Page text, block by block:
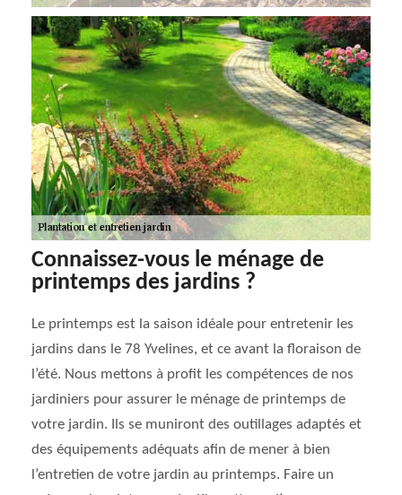
Connaissez-vous le ménage de
printemps des jardins ?
Le printemps est la saison idéale pour entretenir les
jardins dans le 78 Yvelines, et ce avant la floraison de
l’été. Nous mettons à profit les compétences de nos
jardiniers pour assurer le ménage de printemps de
votre jardin. Ils se muniront des outillages adaptés et
des équipements adéquats afin de mener à bien
l’entretien de votre jardin au printemps. Faire un